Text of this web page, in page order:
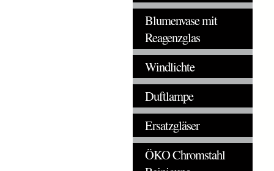
Blumenvase mit
Reagenzglas
Windlichte
Duftlampe
Ersatzgläser
ÖKO Chromstahl